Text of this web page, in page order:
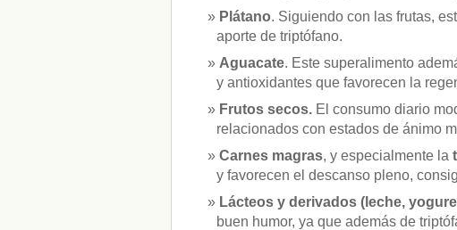
Plátano. Siguiendo con las frutas,
aporte de triptófano.
Aguacate. Este superalimento
y antioxidantes que favorecen la
Frutos secos. El consumo diario
relacionados con estados de ánimo
Carnes magras, y especialmente la
y favorecen el descanso pleno,
Lácteos y derivados (leche,
buen humor, ya que además de